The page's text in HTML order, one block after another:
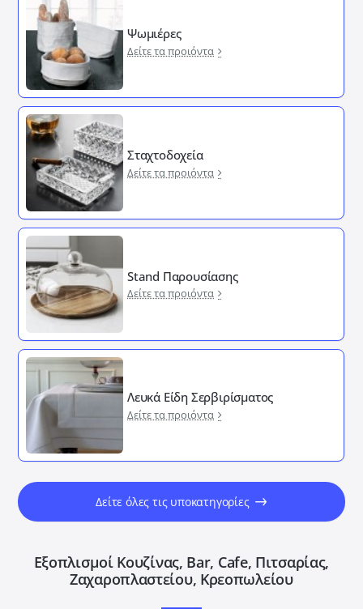
Ψωμιέρες
Δείτε τα προιόντα
Σταχτοδοχεία
Δείτε τα προιόντα
Stand Παρουσίασης
Δείτε τα προιόντα
Λευκά Είδη Σερβιρίσματος
Δείτε τα προιόντα
Δείτε όλες τις υποκατηγορίες
Εξοπλισμοί Κουζίνας, Bar, Cafe, Πιτσαρίας,
Ζαχαροπλαστείου, Κρεοπωλείου